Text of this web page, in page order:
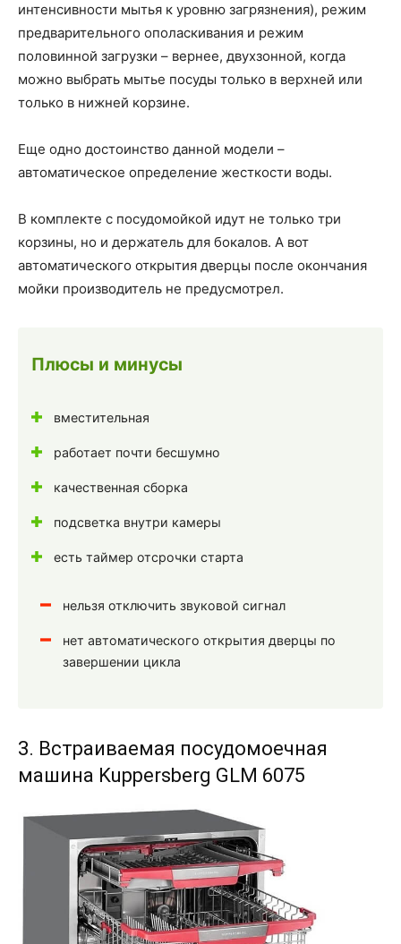
интенсивности мытья к уровню загрязнения), режим
предварительного ополаскивания и режим
половинной загрузки – вернее, двухзонной, когда
можно выбрать мытье посуды только в верхней или
только в нижней корзине.
Еще одно достоинство данной модели –
автоматическое определение жесткости воды.
В комплекте с посудомойкой идут не только три
корзины, но и держатель для бокалов. А вот
автоматического открытия дверцы после окончания
мойки производитель не предусмотрел.
Плюсы и минусы
вместительная
работает почти бесшумно
качественная сборка
подсветка внутри камеры
есть таймер отсрочки старта
нельзя отключить звуковой сигнал
нет автоматического открытия дверцы по
завершении цикла
3. Встраиваемая посудомоечная
машина Kuppersberg GLM 6075